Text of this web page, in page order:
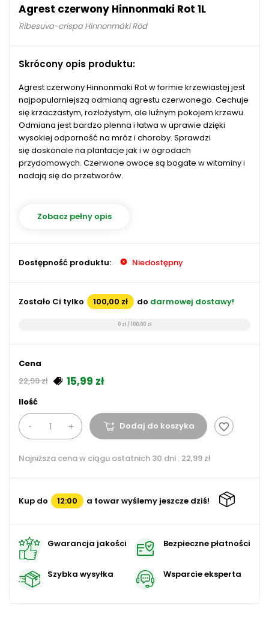
Agrest czerwony Hinnonmaki Rot 1L
Ribesuva-crispa Hinnonmäki Röd
Skrócony opis produktu:
Agrest czerwony Hinnonmaki Rot w formie krzewiastej jest
najpopularniejszą odmianą agrestu czerwonego. Cechuje
się krzaczastym, rozłożystym, ale luźnym pokojem krzewu.
Odmiana jest bardzo plenna i łatwa w uprawie dzięki
wysokiej odporność na mróz i choroby. Sprawdzi
się doskonale na plantacje jak i w ogrodach
przydomowych. Czerwone owoce są bogate w witaminy i
nadają się do przetworów.
Zobacz pełny opis
Dostępność produktu: Niedostępny
Zostało Ci tylko 100,00 zł do darmowej dostawy!
0 zł / 100,00 zł
Cena
22,99 zł
15,99 zł
Ilość
Dodaj do koszyka favorite_border
Najniższa cena w ciągu ostatnich 30 dni : 22,99 zł
Kup do 12:00 a towar wyślemy jeszcze dziś!
Gwarancja jakości Bezpieczne płatności
Szybka wysyłka Wsparcie eksperta